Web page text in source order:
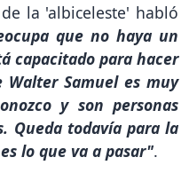
la 'albiceleste' habló
que no haya un
capacitado para hacer
Samuel es muy
y son personas
Queda todavía para la
lo que va a pasar".